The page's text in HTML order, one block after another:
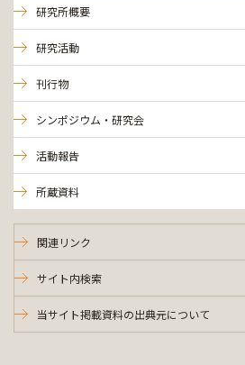
研究所概要
研究活動
刊行物
シンポジウム・研究会
活動報告
所蔵資料
関連リンク
サイト内検索
当サイト掲載資料の出典元について